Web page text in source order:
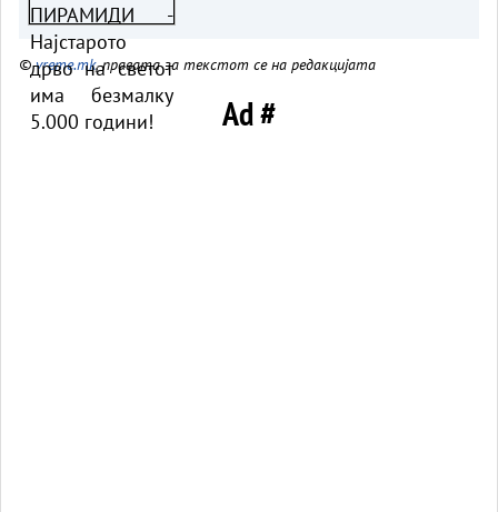
©vreme.mk, правата за текстот се на редакцијата
Ad #